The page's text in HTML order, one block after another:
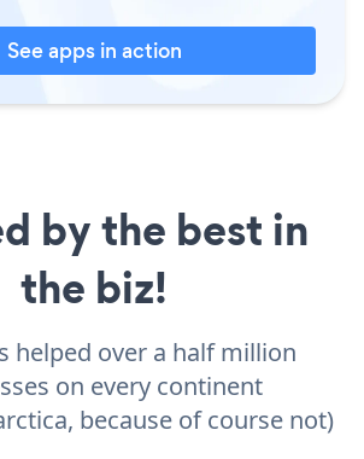
See apps in action
by the best in
the biz!
helped over a half million
on every continent
because of course not)